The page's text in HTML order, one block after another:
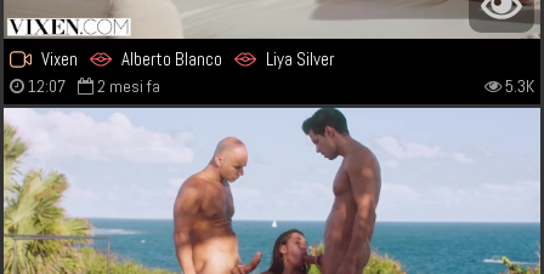
Vixen Alberto Blanco Liya Silver
12:07 2 mesi fa 5.3K